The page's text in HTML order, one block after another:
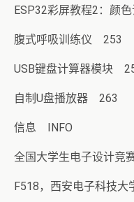
ESP32彩屏教程2：颜
腹式呼吸训练仪 253
USB键盘计算器模块
自制U盘播放器 263
信息 INFO
全国大学生电子设计竞
F518，西安电子科技